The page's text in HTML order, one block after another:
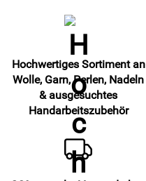
Hochwertiges Sortiment an
Wolle, Garn, Perlen, Nadeln
& ausgesuchtes
Handarbeitszubehör